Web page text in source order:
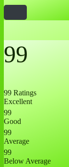
99
99 Ratings
Excellent
99
Good
99
Average
99
Below Average